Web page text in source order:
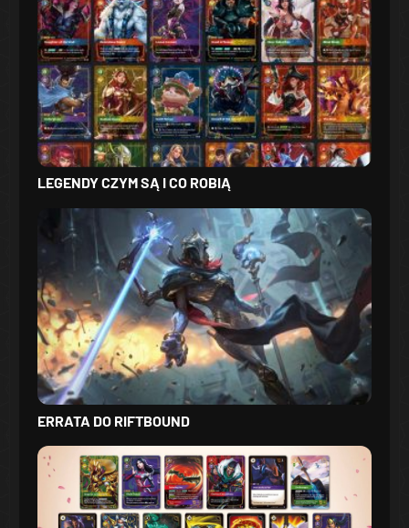
LEGENDY CZYM SĄ I CO ROBIĄ
ERRATA DO RIFTBOUND